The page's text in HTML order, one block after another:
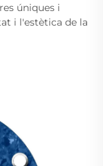
úniques i
i l'estètica de la